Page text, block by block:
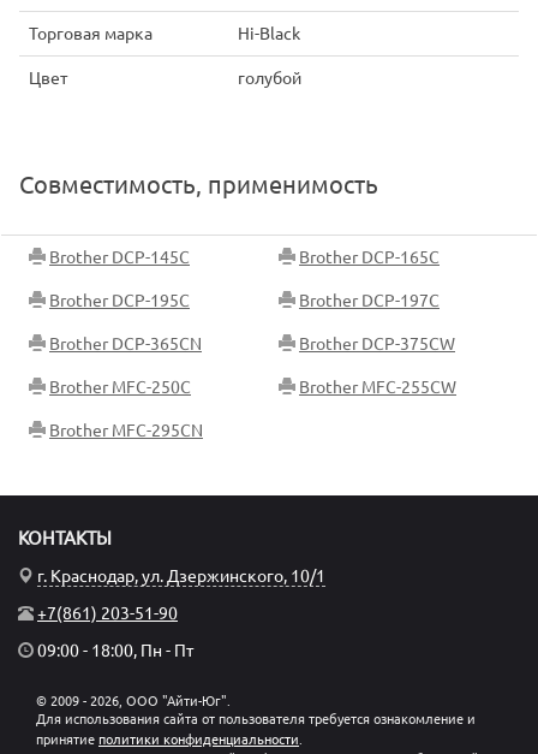
Торговая марка Hi-Black
Цвет голубой
Совместимость, применимость
Brother DCP-145C Brother DCP-165C
Brother DCP-195C Brother DCP-197C
Brother DCP-365CN Brother DCP-375CW
Brother MFC-250C Brother MFC-255CW
Brother MFC-295CN
КОНТАКТЫ
г. Краснодар, ул. Дзержинского, 10/1
+7(861) 203-51-90
09:00 - 18:00, Пн - Пт
© 2009 - 2026, ООО "Айти-Юг".
Для использования сайта от пользователя требуется ознакомление и
принятие политики конфиденциальности